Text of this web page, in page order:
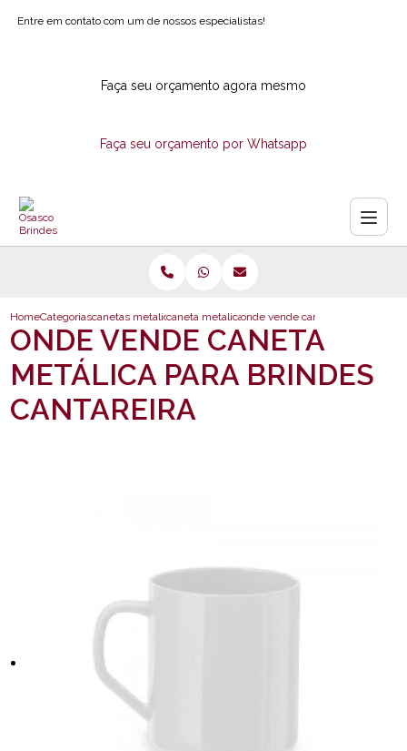
Entre em contato com um de nossos especialistas!
Faça seu orçamento agora mesmo
Faça seu orçamento por Whatsapp
HomeCategoriascanetas metalicascaneta metalica com logotipo para empresa
onde vende caneta metalica para
ONDE VENDE CANETA
METÁLICA PARA BRINDES
CANTAREIRA